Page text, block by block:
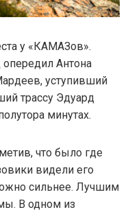
у «КАМАЗов».
Антона
уступивший
трассу Эдуард
минутах.
что было где
видели его
сильнее. Лучшим
В одном из